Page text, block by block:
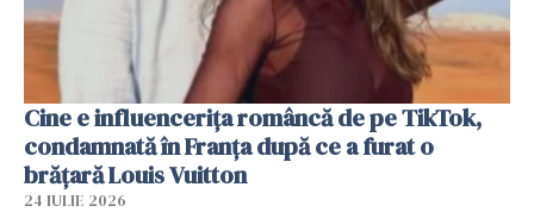
Cine e influencerița româncă de pe TikTok,
condamnată în Franța după ce a furat o
brățară Louis Vuitton
24 IULIE 2026